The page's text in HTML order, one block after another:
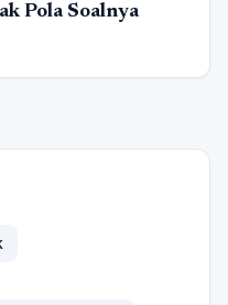
Pola Soalnya